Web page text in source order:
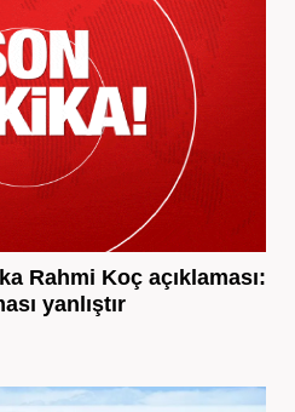
Rahmi Koç açıklaması:
yanlıştır